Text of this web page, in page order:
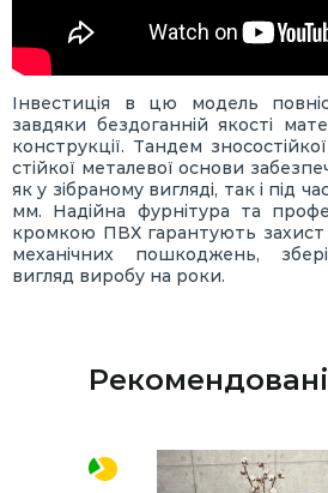
Інвестиція в цю модель
завдяки бездоганній якості
конструкції. Тандем
стійкої металевої основи
як у зібраному вигляді, так і під
мм. Надійна фурнітура та
кромкою ПВХ гарантують захист
механічних пошкоджень,
вигляд виробу на роки.